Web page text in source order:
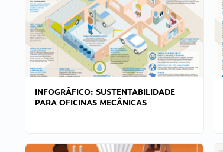
INFOGRÁFICO: SUSTENTABILIDADE
PARA OFICINAS MECÂNICAS